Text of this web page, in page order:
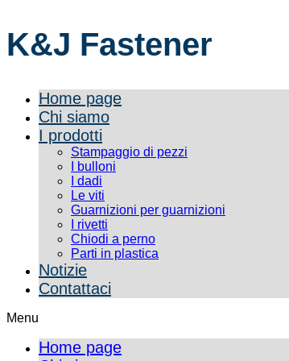
K&J Fastener
Home page
Chi siamo
I prodotti
Stampaggio di pezzi
I bulloni
I dadi
Le viti
Guarnizioni per guarnizioni
I rivetti
Chiodi a perno
Parti in plastica
Notizie
Contattaci
Menu
Home page